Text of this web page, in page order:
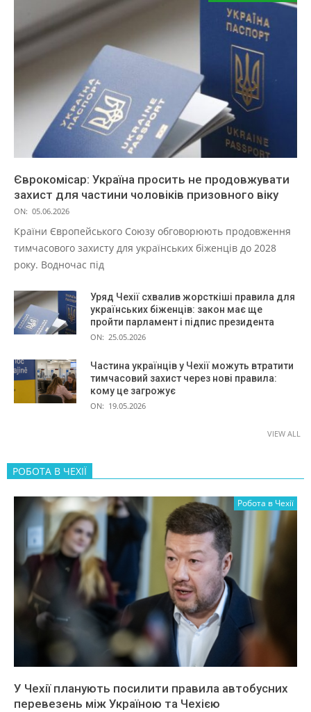
Єврокомісар: Україна просить не продовжувати
захист для частини чоловіків призовного віку
ON: 05.06.2026
Країни Європейського Союзу обговорюють продовження
тимчасового захисту для українських біженців до 2028
року. Водночас під
Уряд Чехії схвалив жорсткіші правила для
українських біженців: закон має ще
пройти парламент і підпис президента
ON: 25.05.2026
Частина українців у Чехії можуть втратити
тимчасовий захист через нові правила:
кому це загрожує
ON: 19.05.2026
VIEW ALL
РОБОТА В ЧЕХІЇ
Робота в Чехії
У Чехії планують посилити правила автобусних
перевезень між Україною та Чехією